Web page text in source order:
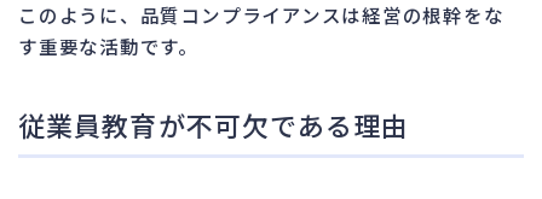
このように、品質コンプライアンスは経営の根幹をな
す重要な活動です。
従業員教育が不可欠である理由